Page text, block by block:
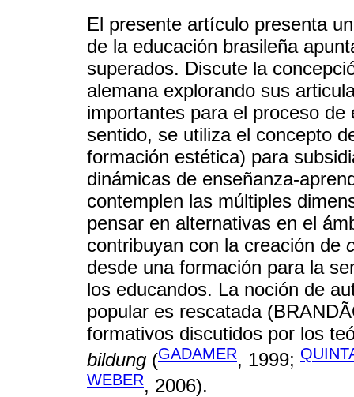
El presente artículo presenta
de la educación brasileña
superados. Discute la
alemana explorando sus
importantes para el proceso
sentido, se utiliza el concepto
formación estética) para
dinámicas de enseñanza-
contemplen las múltiples
pensar en alternativas en el
contribuyan con la creación de
desde una formación para la
los educandos. La noción de
popular es rescatada
formativos discutidos por los
bildung (GADAMER, 1999;
WEBER, 2006).